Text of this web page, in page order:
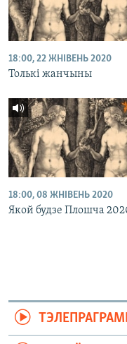
18:00, 22 ЖНІВЕНЬ 2020
Толькі жанчыны
18:00, 08 ЖНІВЕНЬ 2020
Якой будзе Плошча